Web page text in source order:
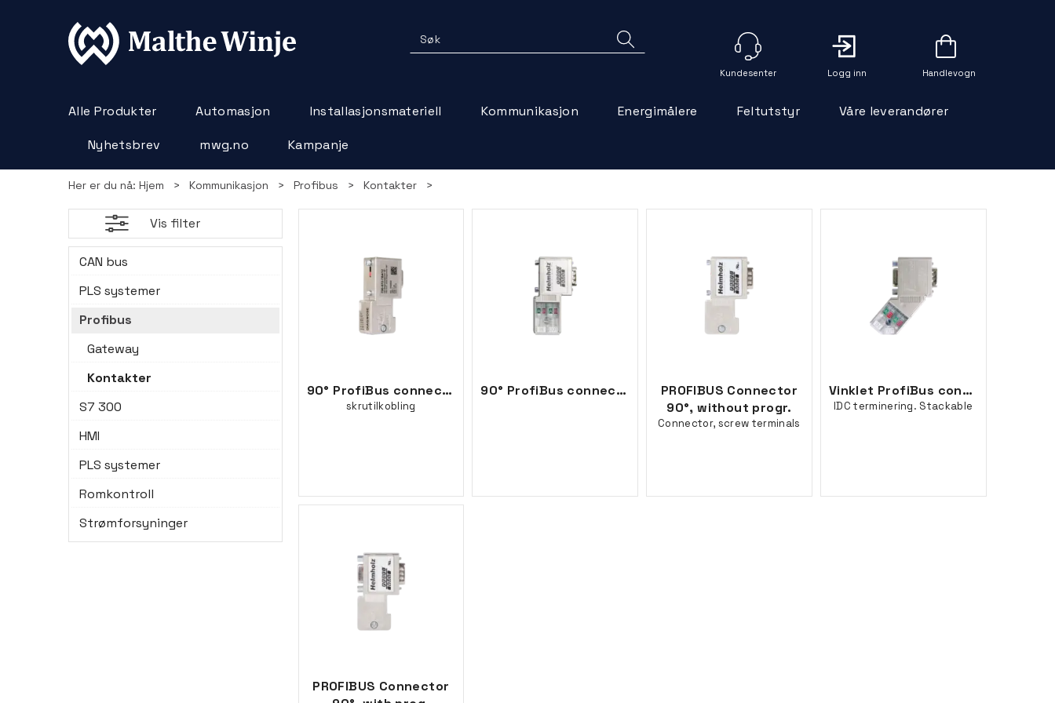
Logg inn Handlevogn
Alle Produkter Automasjon Installasjonsmateriell Kommunikasjon Energimålere Feltutstyr Våre leverandører
Nyhetsbrev mwg.no Kampanje
Her er du nå: Hjem > Kommunikasjon > Profibus > Kontakter >
Vis filter
CAN bus
PLS systemer
Profibus
Gateway
Kontakter
S7 300
HMI
PLS systemer
Romkontroll
Strømforsyninger
90° ProfiBus connector, diagnose LEDs,
skrutilkobling
90° ProfiBus connector, IDC terminering
PROFIBUS Connector
90°, without progr.
Connector, screw terminals
Vinklet ProfiBus connector.
IDC terminering. Stackable
PROFIBUS Connector